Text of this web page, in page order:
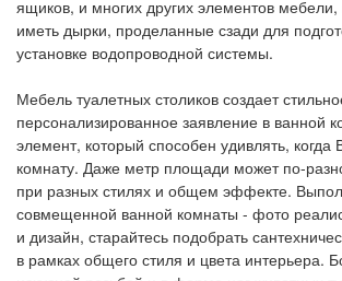
ящиков, и многих других элементов мебели,
иметь дырки, проделанные сзади для
установке водопроводной системы.
Мебель туалетных столиков создает
персонализированное заявление в ванной
элемент, который способен удивлять, когда
комнату. Даже метр площади может по-
при разных стилях и общем эффекте.
совмещенной ванной комнаты - фото
и дизайн, старайтесь подобрать
в рамках общего стиля и цвета интерьера.